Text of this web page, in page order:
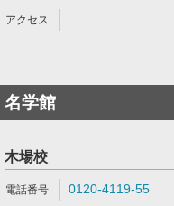
名学館
木場校
0120-4119-55